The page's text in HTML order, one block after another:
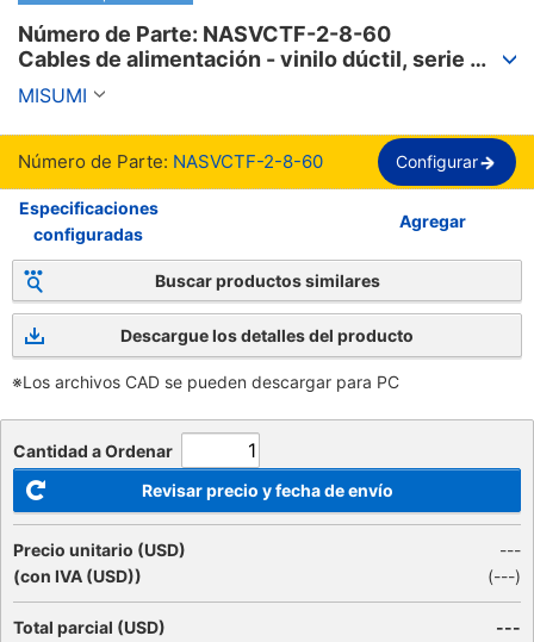
Número de Parte: NASVCTF-2-8-60
Cables de alimentación - vinilo dúctil, serie
NASVCTF, 300 V
MISUMI
Número de Parte: NASVCTF-2-8-60 Configurar
Especificaciones
configuradas
Agregar
Buscar productos similares
Descargue los detalles del producto
※Los archivos CAD se pueden descargar para PC
Cantidad a Ordenar
Revisar precio y fecha de envío
Precio unitario (USD)
(con IVA (USD))
---
(---)
Total parcial (USD)
---